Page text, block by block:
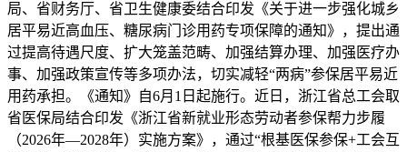
局、省财务厅、省卫生健康委结合印发《关于进一步强化城乡
居平易近高血压、糖尿病门诊用药专项保障的通知》，提出通
过提高待遇尺度、扩大笼盖范畴、加强结算办理、加强医疗办
事、加强政策宣传等多项办法，切实减轻“两病”参保居平易近
用药承担。《通知》自6月1日起施行。近日，浙江省总工会取
省医保局结合印发《浙江省新就业形态劳动者参保帮力步履
（2026年—2028年）实施方案》，通过“根基医保参保+工会互